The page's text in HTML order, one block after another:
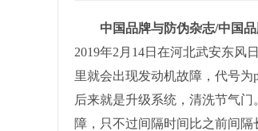
中国品牌与防伪杂志/中国
2019年2月14日在河北武安东风
里就会出现发动机故障，代号
后来就是升级系统，清洗节气
障，只不过间隔时间比之前间